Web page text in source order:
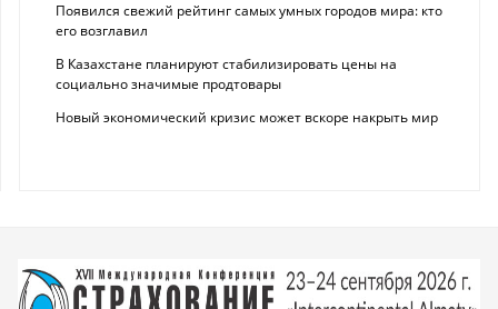
Появился свежий рейтинг самых умных городов мира: кто
его возглавил
В Казахстане планируют стабилизировать цены на
социально значимые продтовары
Новый экономический кризис может вскоре накрыть мир